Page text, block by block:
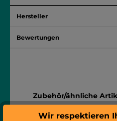
Hersteller
Bewertungen
Produktgalerie
Zubehör/ähnliche
Wir respektieren